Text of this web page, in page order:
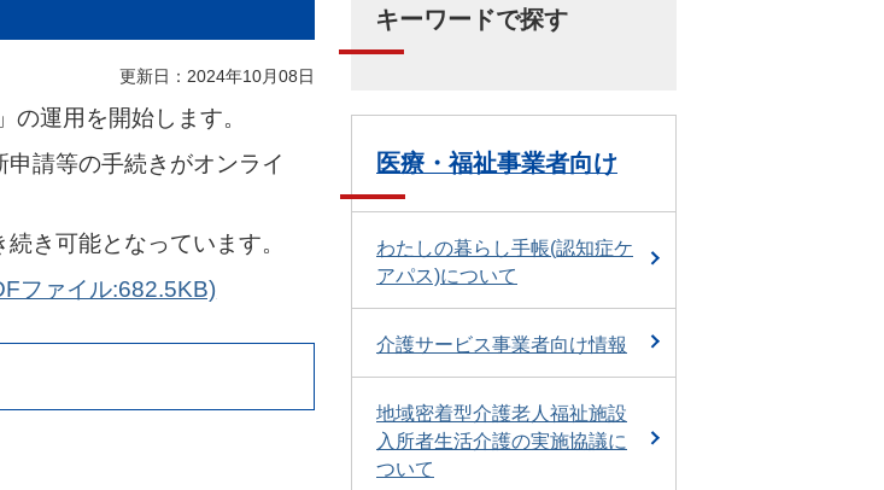
更新日：2024年10月08日
運用を開始します。
請等の手続きがオンライ
き可能となっています。
ファイル:682.5KB)
キーワードで探す
医療・福祉事業者向け
わたしの暮らし手帳(認知症ケ
アパス)について
介護サービス事業者向け情報
地域密着型介護老人福祉施設
入所者生活介護の実施協議に
ついて